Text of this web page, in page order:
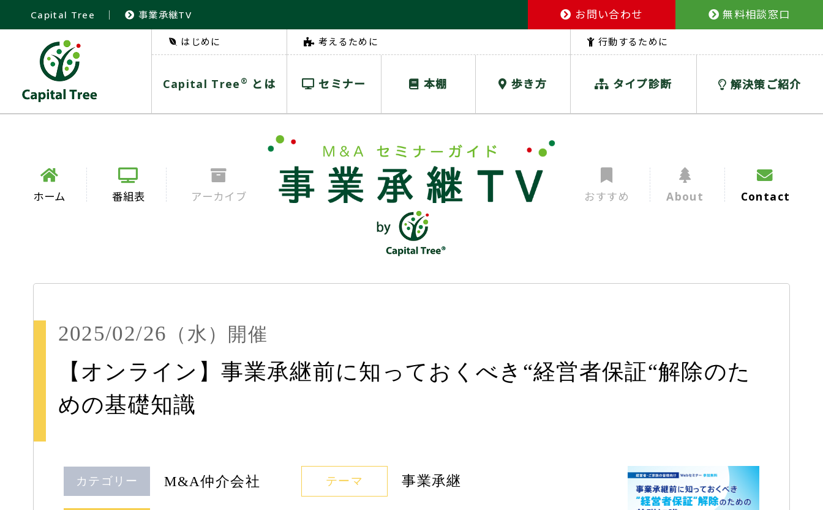
Capital Tree ｜ 事業承継TV お問い合わせ 無料相談窓口
はじめに
Capital Tree ® とは
考えるために
セミナー 本棚 歩き方
行動するために
タイプ診断 解決策ご紹介
ホーム 番組表 アーカイブ おすすめ About Contact
2025/02/26 （水） 開催
【オンライン】事業承継前に知っておくべき“経営者保証“解除のた
めの基礎知識
カテゴリー M&A仲介会社 テーマ 事業承継